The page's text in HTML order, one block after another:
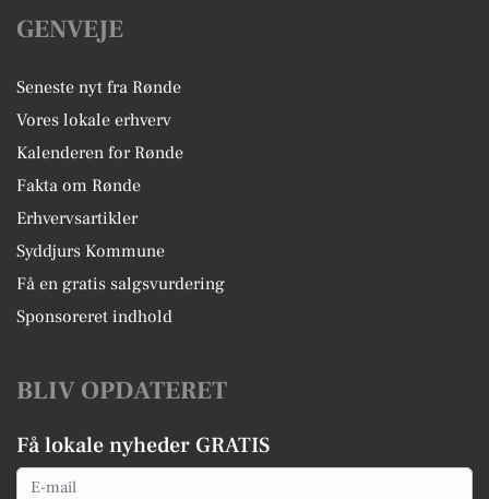
GENVEJE
Seneste nyt fra Rønde
Vores lokale erhverv
Kalenderen for Rønde
Fakta om Rønde
Erhvervsartikler
Syddjurs Kommune
Få en gratis salgsvurdering
Sponsoreret indhold
BLIV OPDATERET
Få lokale nyheder GRATIS
Email